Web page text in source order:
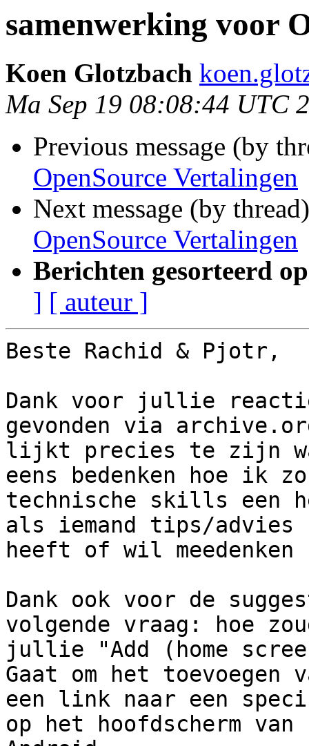
samenwerking voor
Koen Glotzbach
Ma Sep 19 08:08:44 UTC
Previous message (by
OpenSource Vertalingen
Next message (by
OpenSource Vertalingen
Berichten gesorteerd
] [ auteur ]
Beste Rachid & Pjotr,
Dank voor jullie
gevonden via
lijkt precies te zijn
eens bedenken hoe ik
technische skills een
als iemand tips/advies
heeft of wil
Dank ook voor de
volgende vraag: hoe
jullie "Add (home
Gaat om het toevoegen
een link naar een
op het hoofdscherm van